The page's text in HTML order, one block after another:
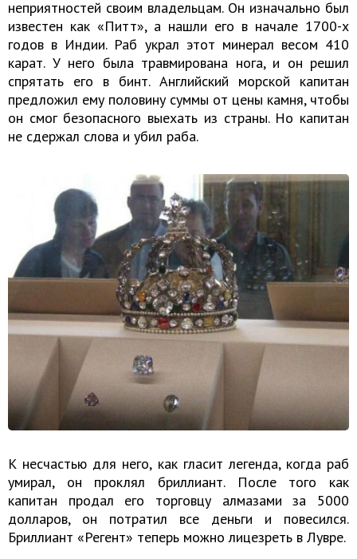
неприятностей своим владельцам. Он изначально был
известен как «Питт», а нашли его в начале 1700-х
годов в Индии. Раб украл этот минерал весом 410
карат. У него была травмирована нога, и он решил
спрятать его в бинт. Английский морской капитан
предложил ему половину суммы от цены камня, чтобы
он смог безопасного выехать из страны. Но капитан
не сдержал слова и убил раба.
К несчастью для него, как гласит легенда, когда раб
умирал, он проклял бриллиант. После того как
капитан продал его торговцу алмазами за 5000
долларов, он потратил все деньги и повесился.
Бриллиант «Регент» теперь можно лицезреть в Лувре.